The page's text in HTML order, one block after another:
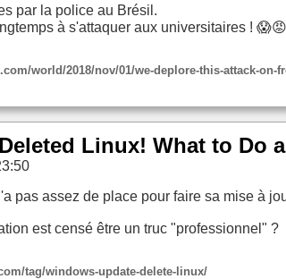
par la police au Brésil.
à s'attaquer aux universitaires ! 😱😡
world/2018/nov/01/we-deplore-this-attack-
Linux! What to Do
pas assez de place pour faire sa mise à
est censé être un truc "professionnel" ?
tag/windows-update-delete-linux/